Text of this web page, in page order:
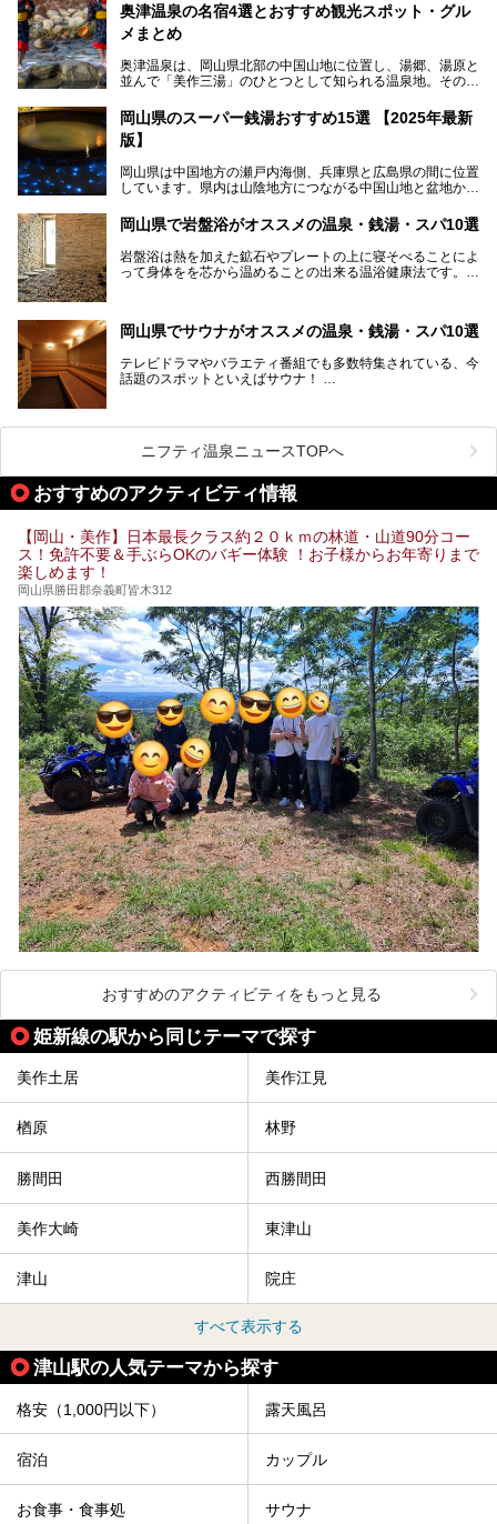
奥津温泉の名宿4選とおすすめ観光スポット・グル
メまとめ
奥津温泉は、岡山県北部の中国山地に位置し、湯郷、湯原と
並んで「美作三湯」のひとつとして知られる温泉地。その泉
す。
この記事では、奥津温泉で宿泊におすすめの宿、観光スポッ
を存分に味わい、癒しの旅を楽しんでくださいね。
岡山県のスーパー銭湯おすすめ15選 【2025年最新
版】
岡山県は中国地方の瀬戸内海側、兵庫県と広島県の間に位置
しています。県内は山陰地方につながる中国山地と盆地から
海に多数の島々が浮かぶ瀬戸内海に面した南部に分けられま
す。年間を通じて降水量が少ない「晴れの国」で、モモやブ
ドウなど果物の栽培が盛んなうえ、その品質の高さは全国的
にも有名です。
ます。ここでは、岡山県で評判のスーパー銭湯をご紹介しま
しょう。
岡山県で岩盤浴がオススメの温泉・銭湯・スパ10選
岩盤浴は熱を加えた鉱石やプレートの上に寝そべることによ
って身体をを芯から温めることの出来る温浴健康法です。じ
ススメ温泉・銭湯・スパ10ヶ所を紹介させていただきま
岡山県でサウナがオススメの温泉・銭湯・スパ10選
テレビドラマやバラエティ番組でも多数特集されている、今
話題のスポットといえばサウナ！
今回は、岡山県でサウナがおすすめの温泉や銭湯、スパを厳
選してご紹介！
血流が良くなるだけでなく美容効果やリラックス効果も期待
ニフティ温泉ニュースTOPへ
おすすめのアクティビティ情報
【岡山・美作】日本最長クラス約２０ｋｍの林道・山道90分コー
ス！免許不要＆手ぶらOKのバギー体験 ！お子様からお年寄りまで
楽しめます！
岡山県勝田郡奈義町皆木312
おすすめのアクティビティをもっと見る
姫新線の駅から同じテーマで探す
美作土居 美作江見
楢原 林野
勝間田 西勝間田
美作大崎 東津山
津山 院庄
すべて表示する
津山駅の人気テーマから探す
格安（1,000円以下） 露天風呂
宿泊 カップル
お食事・食事処 サウナ